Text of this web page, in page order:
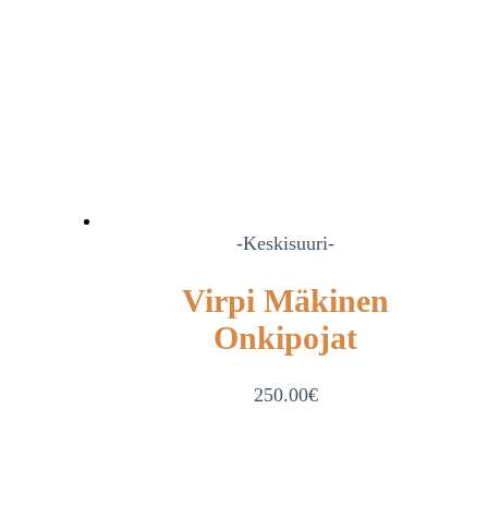
-Keskisuuri-
Virpi Mäkinen
Onkipojat
250.00€